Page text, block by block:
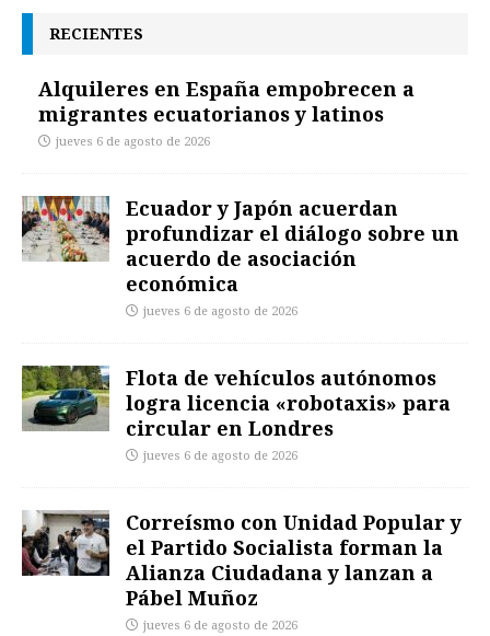
RECIENTES
Alquileres en España empobrecen a
migrantes ecuatorianos y latinos
jueves 6 de agosto de 2026
Ecuador y Japón acuerdan
profundizar el diálogo sobre un
acuerdo de asociación
económica
jueves 6 de agosto de 2026
Flota de vehículos autónomos
logra licencia «robotaxis» para
circular en Londres
jueves 6 de agosto de 2026
Correísmo con Unidad Popular y
el Partido Socialista forman la
Alianza Ciudadana y lanzan a
Pábel Muñoz
jueves 6 de agosto de 2026